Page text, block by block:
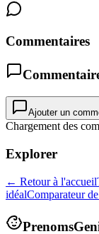
Commentaires
Ajouter un
Chargement des
Explorer
← Retour à l'accueil
idéalComparateur